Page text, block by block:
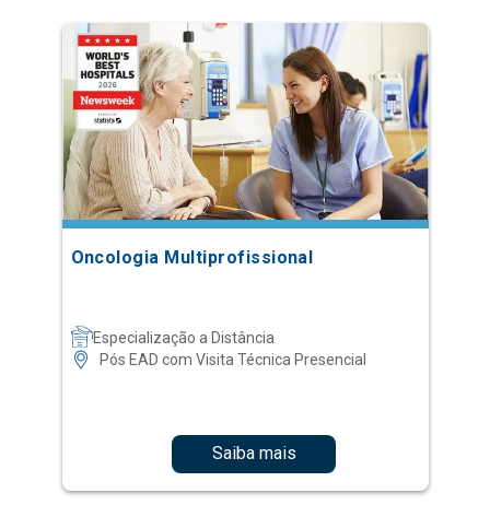
Oncologia Multiprofissional
Especialização a Distância
Pós EAD com Visita Técnica Presencial
Saiba mais